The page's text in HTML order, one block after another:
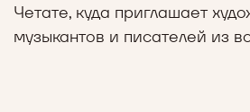
Четате, куда приглашает
музыкантов и писателей из